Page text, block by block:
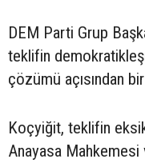
DEM Parti Grup
teklifin
çözümü açısından
Koçyiğit, teklifin
Anayasa Mahkemesi